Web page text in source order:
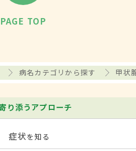
PAGE TOP
病名カテゴリから探す 甲状
り添うアプローチ
症状を知る